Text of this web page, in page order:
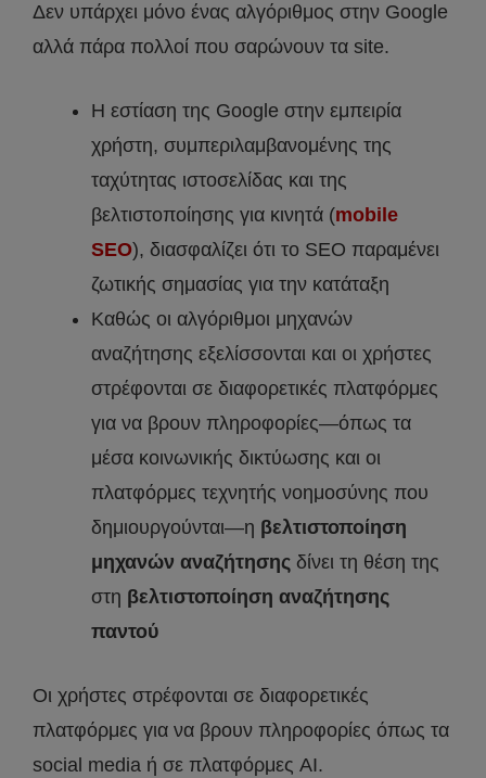
Δεν υπάρχει μόνο ένας αλγόριθμος στην Google
αλλά πάρα πολλοί που σαρώνουν τα site.
Η εστίαση της Google στην εμπειρία
χρήστη, συμπεριλαμβανομένης της
ταχύτητας ιστοσελίδας και της
βελτιστοποίησης για κινητά (mobile
SEO), διασφαλίζει ότι το SEO παραμένει
ζωτικής σημασίας για την κατάταξη
Καθώς οι αλγόριθμοι μηχανών
αναζήτησης εξελίσσονται και οι χρήστες
στρέφονται σε διαφορετικές πλατφόρμες
για να βρουν πληροφορίες—όπως τα
μέσα κοινωνικής δικτύωσης και οι
πλατφόρμες τεχνητής νοημοσύνης που
δημιουργούνται—η βελτιστοποίηση
μηχανών αναζήτησης δίνει τη θέση της
στη βελτιστοποίηση αναζήτησης
παντού
Οι χρήστες στρέφονται σε διαφορετικές
πλατφόρμες για να βρουν πληροφορίες όπως τα
social media ή σε πλατφόρμες AI.